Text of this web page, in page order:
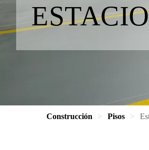
Construcción Pisos